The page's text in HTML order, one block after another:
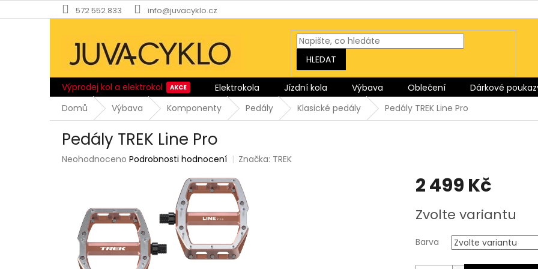
na
572 552 833 info@juvacyklo.cz
HLEDAT
Výprodej kol a elektrokol Elektrokola Jízdní kola Výbava Oblečení Dárkové
Domů
Výbava Komponenty Pedály Klasické pedály Pedály TREK Line Pro
Pedály TREK Line Pro
Průměrné
hvězdiček.
Neohodnoceno Podrobnosti hodnocení Značka: TREK
2 499 Kč
cena:
Zvolte variantu
Barva